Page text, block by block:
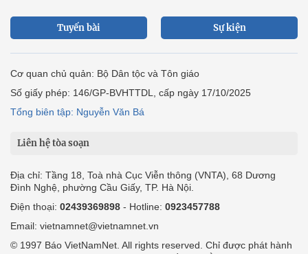
Tuyến bài Sự kiện
Cơ quan chủ quản: Bộ Dân tộc và Tôn giáo
Số giấy phép: 146/GP-BVHTTDL, cấp ngày 17/10/2025
Tổng biên tập: Nguyễn Văn Bá
Liên hệ tòa soạn
Địa chỉ: Tầng 18, Toà nhà Cục Viễn thông (VNTA), 68 Dương
Đình Nghệ, phường Cầu Giấy, TP. Hà Nội.
Điện thoại: 02439369898 - Hotline: 0923457788
Email: vietnamnet@vietnamnet.vn
© 1997 Báo VietNamNet. All rights reserved. Chỉ được phát hành